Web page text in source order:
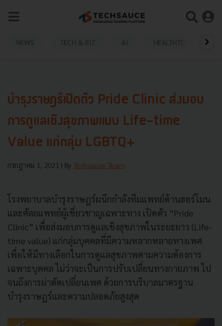
NEWS TECH & BIZ AI HEALTHTECH
บำรุงราษฎร์เปิดตัว Pride Clinic ส่งมอบ
การดูแลเชิงสุขภาพแบบ Life-time
Value แก่กลุ่ม LGBTQ+
กรกฎาคม 1, 2021 | By Techsauce Team
โรงพยาบาลบำรุงราษฎร์ผนึกกำลังทีมแพทย์ด้านฮอร์โมน
และศัลยแพทย์ผู้เชี่ยวชาญเฉพาะทาง เปิดตัว “Pride
Clinic” เพื่อส่งมอบการดูแลเชิงสุขภาพในระยะยาว (Life-
time value) แก่กลุ่มบุคคลที่มีความหลากหลายทางเพศ
เพื่อให้มีทางเลือกในการดูแลสุขภาพตามความต้องการ
เฉพาะบุคคล ไม่ว่าจะเป็นการปรับเปลี่ยนทางกายภาพ ไป
จนถึงการผ่าตัดเปลี่ยนเพศ ด้วยการบริบาลมาตรฐาน
บำรุงราษฎร์และความปลอดภัยสูงสุด